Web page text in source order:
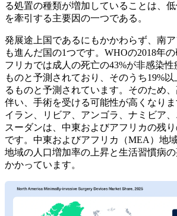
る処置の種類が増加していることは、
を牽引する主要因の一つである。
発展途上国であるにもかかわらず、南
も進んだ国の1つです。WHOの2018年
フリカでは成人の死亡の43%が非感染
ものと予測されており、そのうち19%
るものと予測されています。そのため
伴い、手術を受ける可能性が高くなりま
イラン、リビア、アンゴラ、ナミビア、
スーダンは、中東およびアフリカの残
です。中東およびアフリカ（MEA）地
地域の人口増加率の上昇と生活習慣病
かかっています。